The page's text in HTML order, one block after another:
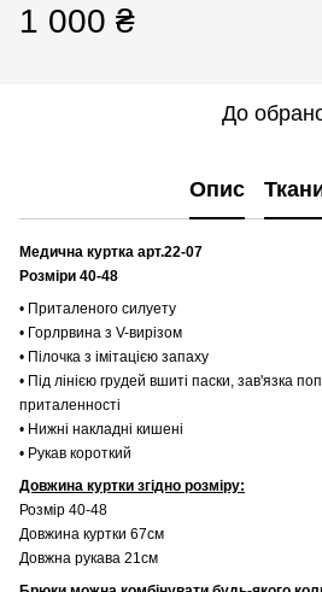
1 000 ₴
До
Опис
Медична куртка арт.22-07
Розміри 40-48
• Приталеного силуету
• Горлрвина з V-вирізом
• Пілочка з імітацією запаху
• Під лінією грудей вшиті паски, зав'язка
приталенності
• Нижні накладні кишені
• Рукав короткий
Довжина куртки згідно розміру:
Розмір 40-48
Довжина куртки 67см
Довжна рукава 21см